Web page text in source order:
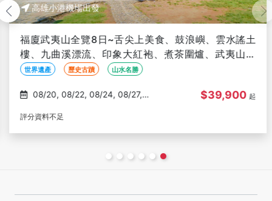
高雄小港機場出發
福廈武夷山全覽8日~舌尖上美食、鼓浪嶼、雲水謠土
樓、九曲溪漂流、印象大紅袍、煮茶圍爐、武夷山二
晚-高雄出發(文化參訪)
世界遺產 歷史古蹟 山水名勝
$39,900 起
評分資料不足